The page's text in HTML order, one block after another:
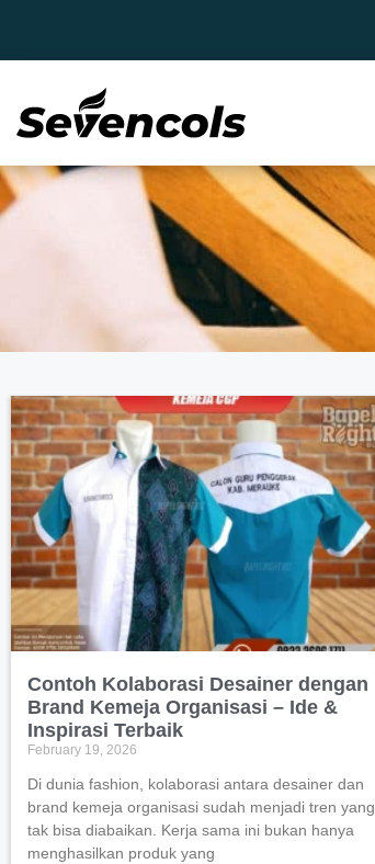
Contoh Kolaborasi Desainer dengan
Brand Kemeja Organisasi – Ide &
Inspirasi Terbaik
February 19, 2026
Di dunia fashion, kolaborasi antara desainer dan
brand kemeja organisasi sudah menjadi tren yang
tak bisa diabaikan. Kerja sama ini bukan hanya
menghasilkan produk yang